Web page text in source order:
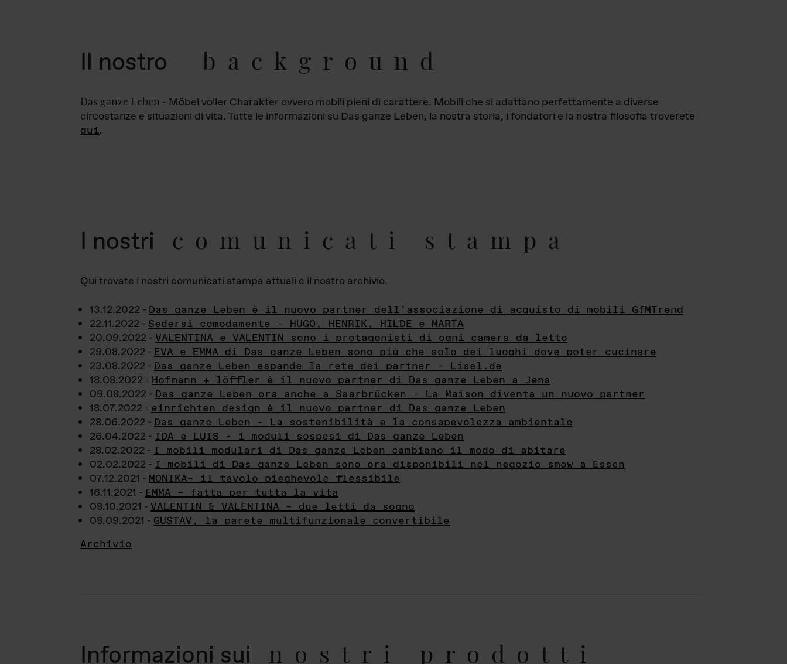
Il nostro background
Das ganze Leben - Möbel voller Charakter ovvero mobili pieni di carattere. Mobili che si adattano perfettamente a diverse
circostanze e situazioni di vita. Tutte le informazioni su Das ganze Leben, la nostra storia, i fondatori e la nostra filosofia troverete
qui.
I nostri comunicati stampa
Qui trovate i nostri comunicati stampa attuali e il nostro archivio.
13.12.2022 - Das ganze Leben è il nuovo partner dell’associazione di acquisto di mobili GfMTrend
22.11.2022 - Sedersi comodamente – HUGO, HENRIK, HILDE e MARTA
20.09.2022 - VALENTINA e VALENTIN sono i protagonisti di ogni camera da letto
29.08.2022 - EVA e EMMA di Das ganze Leben sono più che solo dei luoghi dove poter cucinare
23.08.2022 - Das ganze Leben espande la rete dei partner - Lisel.de
18.08.2022 - Hofmann + löffler è il nuovo partner di Das ganze Leben a Jena
09.08.2022 - Das ganze Leben ora anche a Saarbrücken - La Maison diventa un nuovo partner
18.07.2022 - einrichten design è il nuovo partner di Das ganze Leben
28.06.2022 - Das ganze Leben - La sostenibilità e la consapevolezza ambientale
26.04.2022 - IDA e LUIS - i moduli sospesi di Das ganze Leben
28.02.2022 - I mobili modulari di Das ganze Leben cambiano il modo di abitare
02.02.2022 - I mobili di Das ganze Leben sono ora disponibili nel negozio smow a Essen
07.12.2021 - MONIKA– il tavolo pieghevole flessibile
16.11.2021 - EMMA – fatta per tutta la vita
08.10.2021 - VALENTIN & VALENTINA – due letti da sogno
08.09.2021 - GUSTAV, la parete multifunzionale convertibile
Archivio
Informazioni sui nostri prodotti